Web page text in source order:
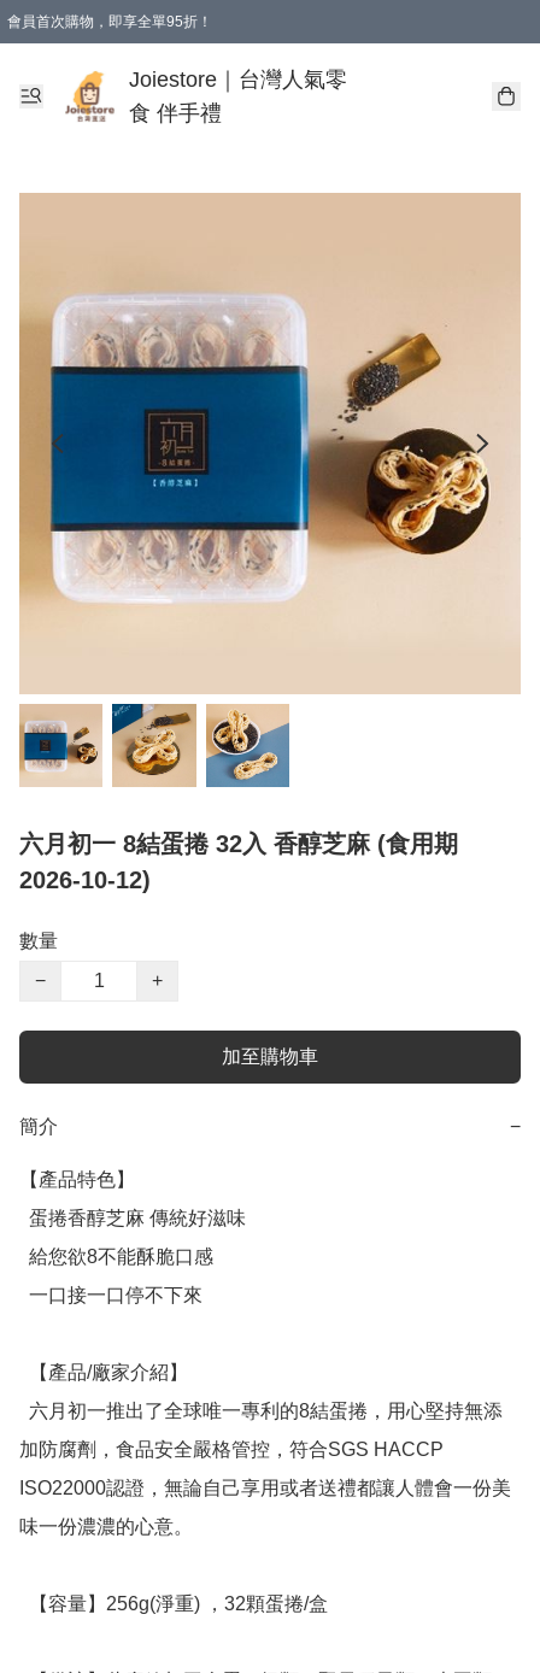
會員首次購物，即享全單95折！
購物滿 HKD 350.00即享免運費優惠！（適用於 本地送貨、本地取貨 )
Joiestore｜台灣人氣零
食 伴手禮
六月初一 8結蛋捲 32入 香醇芝麻 (食用期
2026-10-12)
數量
−
+
加至購物車
簡介 −
【產品特色】
加防腐劑，食品安全嚴格管控，符合SGS HACCP
ISO22000認證，無論自己享用或者送禮都讓人體會一份美
味一份濃濃的心意。